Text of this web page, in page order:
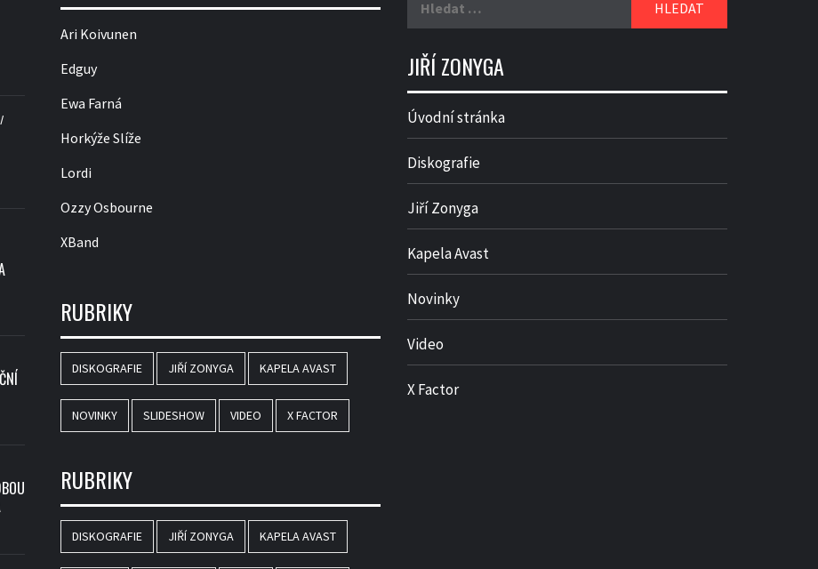
/
Ari Koivunen
Edguy
Ewa Farná
Horkýže Slíže
Lordi
Ozzy Osbourne
XBand
RUBRIKY
DISKOGRAFIE JIŘÍ ZONYGA KAPELA AVAST
NOVINKY SLIDESHOW VIDEO X FACTOR
RUBRIKY
DISKOGRAFIE JIŘÍ ZONYGA KAPELA AVAST
JIŘÍ ZONYGA
Úvodní stránka
Diskografie
Jiří Zonyga
Kapela Avast
Novinky
Video
X Factor